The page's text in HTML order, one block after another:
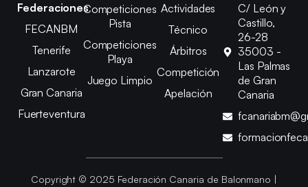
Federaciones
FECANBM
Tenerife
Lanzarote
Gran Canaria
Fuerteventura
Competiciones
Pista
Competiciones
Playa
Juego Limpio
Actividades
Técnico
Árbitros
Competición
Apelación
C/ León y
Castillo,
26-28
35003 -
Las Palmas
de Gran
Canaria
Copyright © 2025 Federación Canaria de Balonmano |